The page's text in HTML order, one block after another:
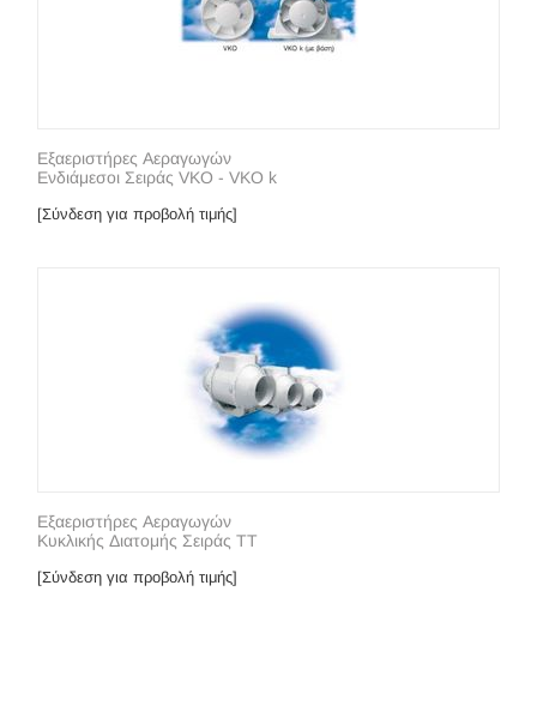
Εξαεριστήρες Αεραγωγών
Ενδιάμεσοι Σειράς VKO - VKO k
[Σύνδεση για προβολή τιμής]
Εξαεριστήρες Αεραγωγών
Κυκλικής Διατομής Σειράς ΤΤ
[Σύνδεση για προβολή τιμής]